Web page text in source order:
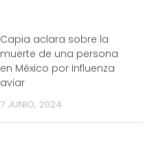
Capia aclara sobre la
muerte de una persona
en México por Influenza
aviar
7 JUNIO, 2024